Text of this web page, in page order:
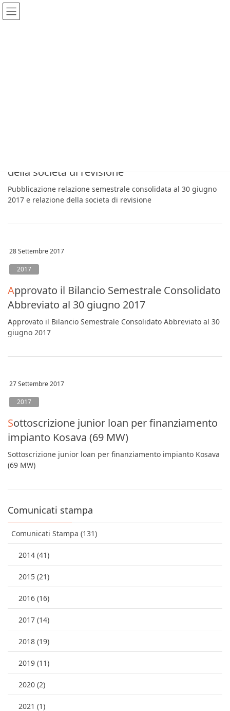
della societa di revisione
Pubblicazione relazione semestrale consolidata al 30 giugno
2017 e relazione della societa di revisione
28 Settembre 2017
2017
Approvato il Bilancio Semestrale Consolidato
Abbreviato al 30 giugno 2017
Approvato il Bilancio Semestrale Consolidato Abbreviato al 30
giugno 2017
27 Settembre 2017
2017
Sottoscrizione junior loan per finanziamento
impianto Kosava (69 MW)
Sottoscrizione junior loan per finanziamento impianto Kosava
(69 MW)
Comunicati stampa
Comunicati Stampa (131)
2014 (41)
2015 (21)
2016 (16)
2017 (14)
2018 (19)
2019 (11)
2020 (2)
2021 (1)